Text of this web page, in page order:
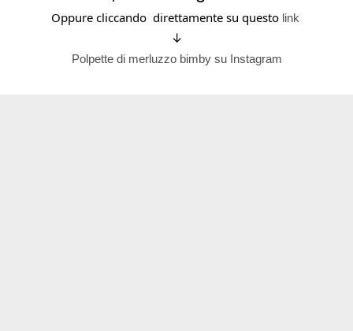
Oppure cliccando direttamente su questo link
↓
Polpette di merluzzo bimby su Instagram